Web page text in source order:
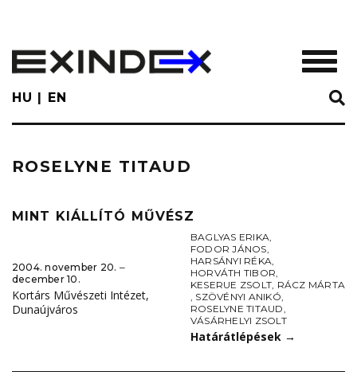
main
content
HU EN
ROSELYNE TITAUD
MINT KIÁLLÍTÓ MŰVÉSZ
2004. november 20. ‒
december 10.
Kortárs Művészeti Intézet,
Dunaújváros
BAGLYAS ERIKA,
FODOR JÁNOS,
HARSÁNYI RÉKA,
HORVÁTH TIBOR,
KESERUE ZSOLT, RÁCZ MÁRTA
, SZÖVÉNYI ANIKÓ,
ROSELYNE TITAUD,
VÁSÁRHELYI ZSOLT
Határátlépések →